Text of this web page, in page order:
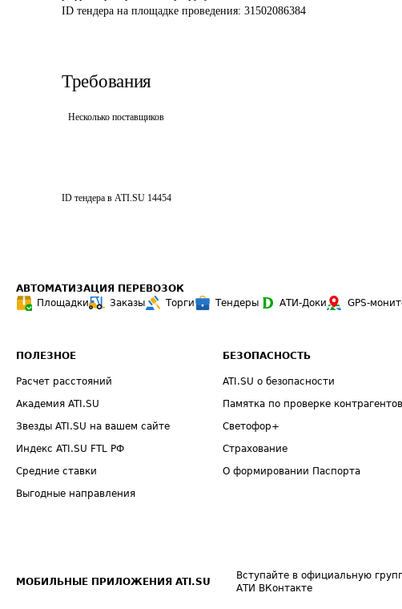
ID тендера на площадке проведения: 31502086384
Требования
Несколько поставщиков
ID тендера в ATI.SU 14454
АВТОМАТИЗАЦИЯ ПЕРЕВОЗОК
Площадки
Заказы Торги Тендеры АТИ-Доки GPS-
ПОЛЕЗНОЕ
Расчет расстояний
Академия ATI.SU
Звезды ATI.SU на вашем сайте
Индекс ATI.SU FTL РФ
Средние ставки
Выгодные направления
БЕЗОПАСНОСТЬ
ATI.SU о безопасности
Памятка по проверке контрагентов
Светофор+
Страхование
О формировании Паспорта
МОБИЛЬНЫЕ ПРИЛОЖЕНИЯ ATI.SU
Вступайте в официальную
АТИ ВКонтакте